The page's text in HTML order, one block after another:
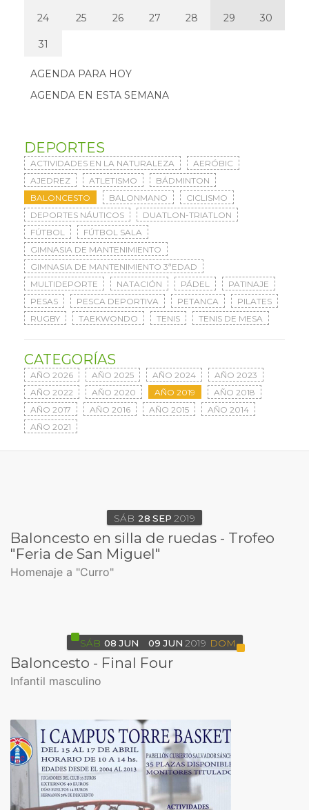
24 25 26 27 28 29 30
31
AGENDA PARA HOY
AGENDA EN ESTA SEMANA
DEPORTES
ACTIVIDADES EN LA NATURALEZA
AERÓBIC
AJEDREZ
ATLETISMO
BÁDMINTON
BALONCESTO
BALONMANO
CICLISMO
DEPORTES NÁUTICOS
DUATLON-TRIATLON
FÚTBOL
FÚTBOL SALA
GIMNASIA DE MANTENIMIENTO
GIMNASIA DE MANTENIMIENTO 3ªEDAD
MULTIDEPORTE
NATACIÓN PÁDEL
PATINAJE
PESAS
PESCA DEPORTIVA PETANCA
PILATES
RUGBY
TAEKWONDO TENIS TENIS DE MESA
CATEGORÍAS
AÑO 2026 AÑO 2025 AÑO 2024
AÑO 2023
AÑO 2022
AÑO 2020 AÑO 2019
AÑO 2018
AÑO 2017
AÑO 2016 AÑO 2015
AÑO 2014
AÑO 2021
SÁB 28 SEP 2019
Baloncesto en silla de ruedas - Trofeo
"Feria de San Miguel"
Homenaje a "Curro"
SÁB 08 JUN 09 JUN 2019 DOM
Baloncesto - Final Four
Infantil masculino